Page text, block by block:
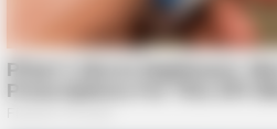
What This Snake Does—Experts